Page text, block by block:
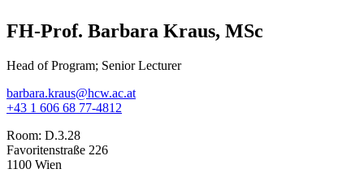
FH-Prof. Barbara Kraus, MSc
Head of Program; Senior Lecturer
barbara.kraus@hcw.ac.at
+43 1 606 68 77-4812
Room: D.3.28
Favoritenstraße 226
1100 Wien